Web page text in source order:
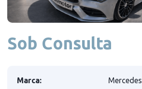
Sob Consulta
Marca:
Mercedes